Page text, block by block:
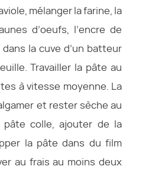
mélanger la farine, la
d’oeufs, l’encre de
dans la cuve d’un batteur
Travailler la pâte au
à vitesse moyenne. La
et rester sèche au
pâte colle, ajouter de la
la pâte dans du film
au frais au moins deux